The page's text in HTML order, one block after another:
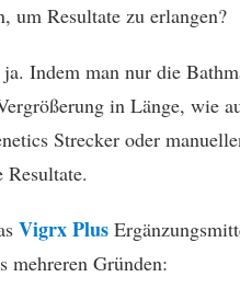
um Resultate zu erlangen?
Indem man nur die
in Länge, wie
Strecker oder
Vigrx Plus
mehreren Gründen: